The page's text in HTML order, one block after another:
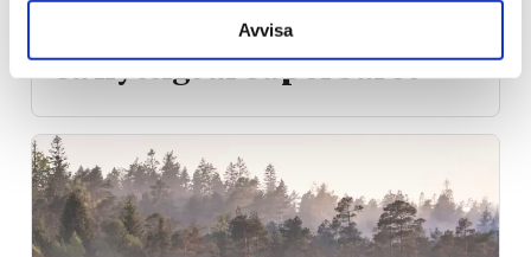
Avvisa
Lovande blåbärssäsong –
så nyttigt är superbäret